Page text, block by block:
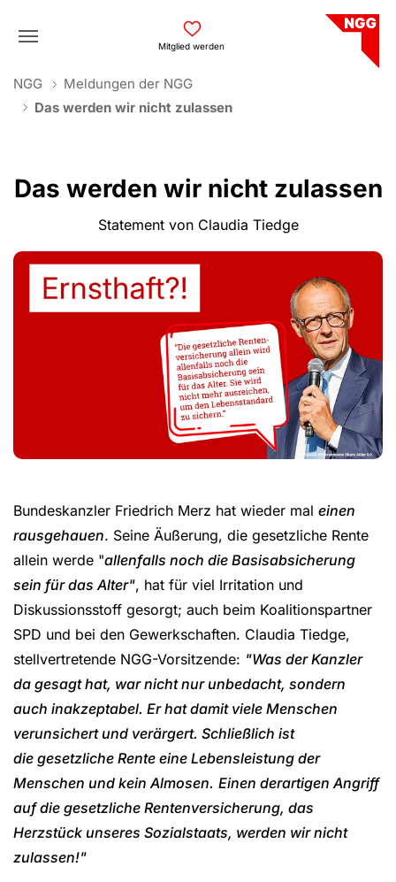
Mitglied werden
You are here:
NGG
Meldungen der NGG
Das werden wir nicht zulassen
Das werden wir nicht zulassen
Statement von Claudia Tiedge
Bundeskanzler Friedrich Merz hat wieder mal einen
rausgehauen. Seine Äußerung, die gesetzliche Rente
allein werde "allenfalls noch die Basisabsicherung
sein für das Alter", hat für viel Irritation und
Diskussionsstoff gesorgt; auch beim Koalitionspartner
SPD und bei den Gewerkschaften. Claudia Tiedge,
stellvertretende NGG-Vorsitzende: "Was der Kanzler
da gesagt hat, war nicht nur unbedacht, sondern
auch inakzeptabel. Er hat damit viele Menschen
verunsichert und verärgert. Schließlich ist
die gesetzliche Rente eine Lebensleistung der
Menschen und kein Almosen. Einen derartigen Angriff
auf die gesetzliche Rentenversicherung, das
Herzstück unseres Sozialstaats, werden wir nicht
zulassen!"